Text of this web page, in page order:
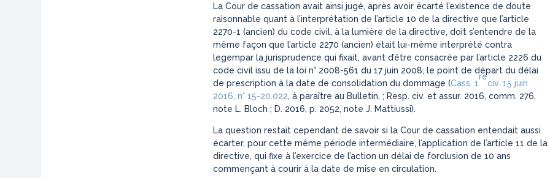
La Cour de cassation avait ainsi jugé, après avoir écarté l’existence de doute
raisonnable quant à l’interprétation de l’article 10 de la directive que l’article
2270-1 (ancien) du code civil, à la lumière de la directive, doit s’entendre de la
même façon que l’article 2270 (ancien) était lui-même interprété contra
legempar la jurisprudence qui fixait, avant d’être consacrée par l’article 2226 du
code civil issu de la loi n° 2008-561 du 17 juin 2008, le point de départ du délai
de prescription à la date de consolidation du dommage (Cass. 1
re
civ. 15 juin
2016, n° 15-20.022, à paraître au Bulletin, ; Resp. civ. et assur. 2016, comm. 276,
note L. Bloch ; D. 2016, p. 2052, note J. Mattiussi).
La question restait cependant de savoir si la Cour de cassation entendait aussi
écarter, pour cette même période intermédiaire, l’application de l’article 11 de la
directive, qui fixe à l’exercice de l’action un délai de forclusion de 10 ans
commençant à courir à la date de mise en circulation.